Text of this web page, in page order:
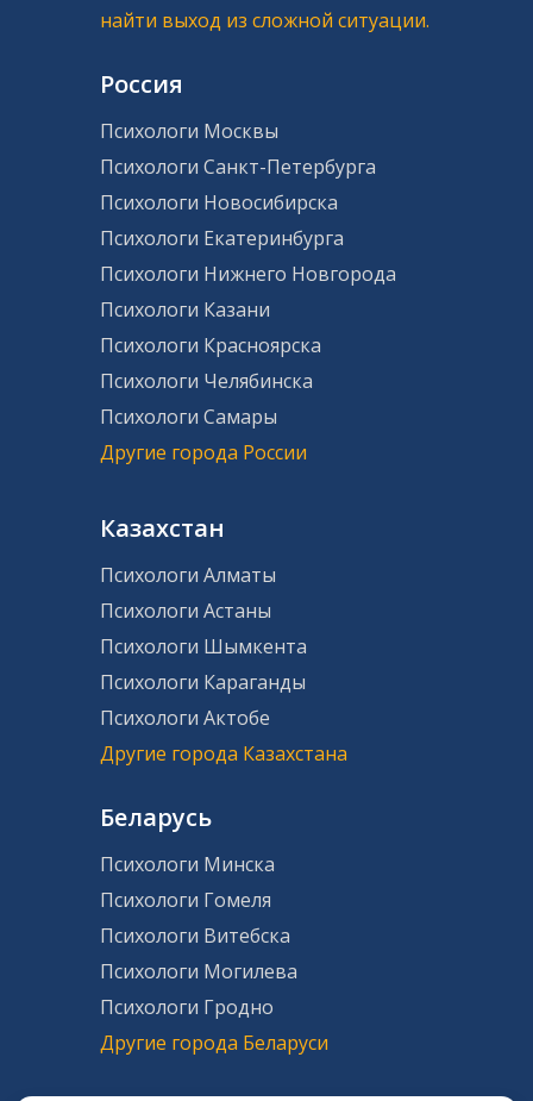
найти выход из сложной ситуации.
Россия
Психологи Москвы
Психологи Санкт-Петербурга
Психологи Новосибирска
Психологи Екатеринбурга
Психологи Нижнего Новгорода
Психологи Казани
Психологи Красноярска
Психологи Челябинска
Психологи Самары
Другие города России
Казахстан
Психологи Алматы
Психологи Астаны
Психологи Шымкента
Психологи Караганды
Психологи Актобе
Другие города Казахстана
Беларусь
Психологи Минска
Психологи Гомеля
Психологи Витебска
Психологи Могилева
Психологи Гродно
Другие города Беларуси